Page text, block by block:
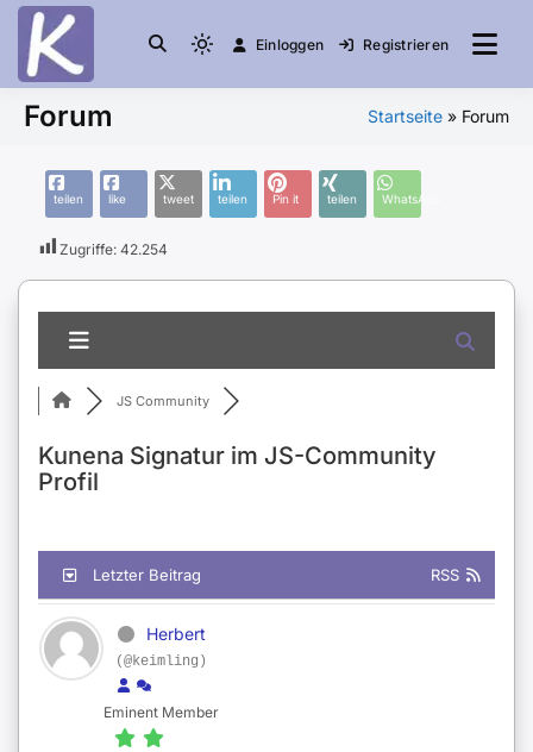
die Community Einloggen Registrieren
Forum Startseite » Forum
teilen like tweet teilen Pin it teilen WhatsApp
Zugriffe: 42.254
JS Community
Kunena Signatur im JS-Community
Profil
Letzter Beitrag RSS
Herbert
(@keimling)
Eminent Member